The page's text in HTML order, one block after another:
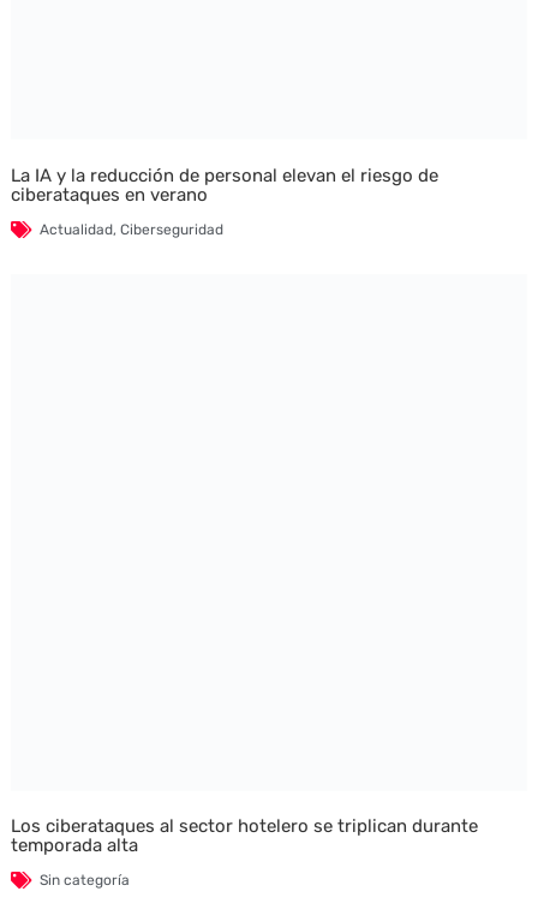
La IA y la reducción de personal elevan el riesgo de
ciberataques en verano
Actualidad, Ciberseguridad
Los ciberataques al sector hotelero se triplican durante
temporada alta
Sin categoría